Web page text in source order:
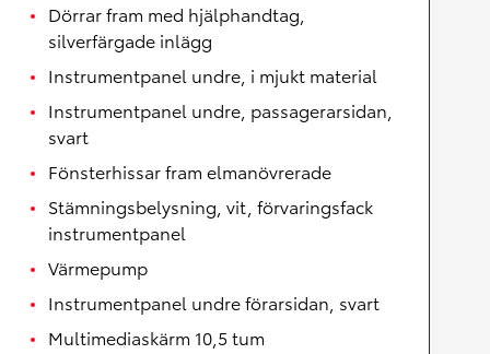
Dörrar fram med hjälphandtag,
silverfärgade inlägg
Instrumentpanel undre, i mjukt material
Instrumentpanel undre, passagerarsidan,
svart
Fönsterhissar fram elmanövrerade
Stämningsbelysning, vit, förvaringsfack
instrumentpanel
Värmepump
Instrumentpanel undre förarsidan, svart
Multimediaskärm 10,5 tum